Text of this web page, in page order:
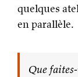
quelques
en parallèle.
Que